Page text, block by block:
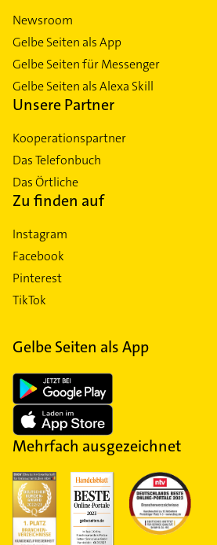
Newsroom
Gelbe Seiten als App
Gelbe Seiten für Messenger
Gelbe Seiten als Alexa Skill
Unsere Partner
Kooperationspartner
Das Telefonbuch
Das Örtliche
Zu finden auf
Instagram
Facebook
Pinterest
TikTok
Gelbe Seiten als App
Mehrfach ausgezeichnet